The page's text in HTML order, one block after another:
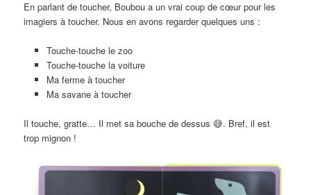
En parlant de toucher, Boubou a un vrai coup de cœur pour les
imagiers à toucher. Nous en avons regarder quelques uns :
Touche-touche le zoo
Touche-touche la voiture
Ma ferme à toucher
Ma savane à toucher
Il touche, gratte… Il met sa bouche de dessus 😅. Bref, il est
trop mignon !